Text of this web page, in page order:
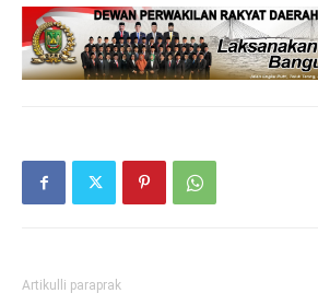
Artikulli paraprak